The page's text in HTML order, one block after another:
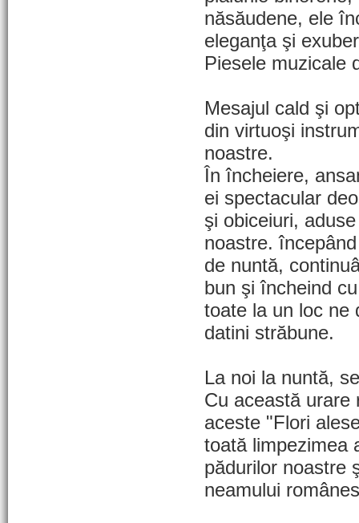
năsăudene, ele
eleganţa şi
Piesele muzicale
Mesajul cald şi
din virtuoşi
noastre.
În încheiere,
ei spectacular
şi obiceiuri,
noastre.
de nuntă,
bun şi încheind
toate la un loc ne
datini străbune.
La noi la nuntă,
Cu această urare
aceste "Flori
toată limpezimea
pădurilor noastre
neamului